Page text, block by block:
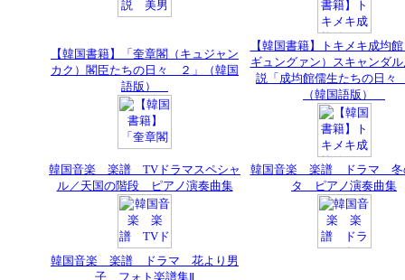
【韓国書籍】「奎章閣（キュジャン
カク）閣臣たちの日々 ２」（韓国
語版）
【韓国書籍】トキメキ成均
ギュングァン）スキャンダ
説「成均館儒生たちの日
（韓国語版）
韓国音楽 楽譜 TVドラマスペシャ
ル／天国の階段 ピアノ演奏曲集
韓国音楽 楽譜 ドラマ 冬
タ ピアノ演奏曲集
韓国音楽 楽譜 ドラマ 花より男
子 フォト楽譜集Ⅱ